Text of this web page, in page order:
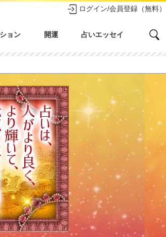
ログイン/会員登録（無料）
ョン 開運 占いエッセイ